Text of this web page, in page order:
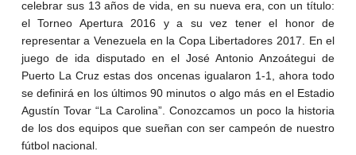
celebrar sus 13 años de vida, en su nueva era, con un título:
el Torneo Apertura 2016 y a su vez tener el honor de
representar a Venezuela en la Copa Libertadores 2017. En el
juego de ida disputado en el José Antonio Anzoátegui de
Puerto La Cruz estas dos oncenas igualaron 1-1, ahora todo
se definirá en los últimos 90 minutos o algo más en el Estadio
Agustín Tovar “La Carolina”. Conozcamos un poco la historia
de los dos equipos que sueñan con ser campeón de nuestro
fútbol nacional.